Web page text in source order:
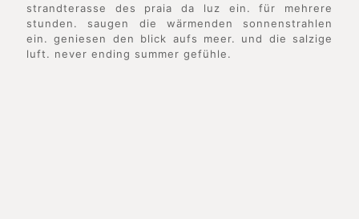
strandterasse des praia da luz ein. für mehrere
stunden. saugen die wärmenden sonnenstrahlen
ein. geniesen den blick aufs meer. und die salzige
luft. never ending summer gefühle.